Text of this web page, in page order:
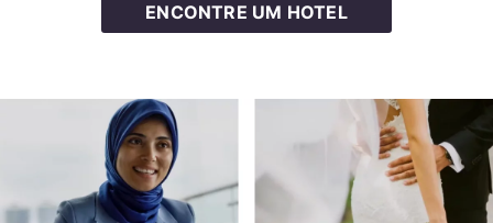
ENCONTRE UM HOTEL